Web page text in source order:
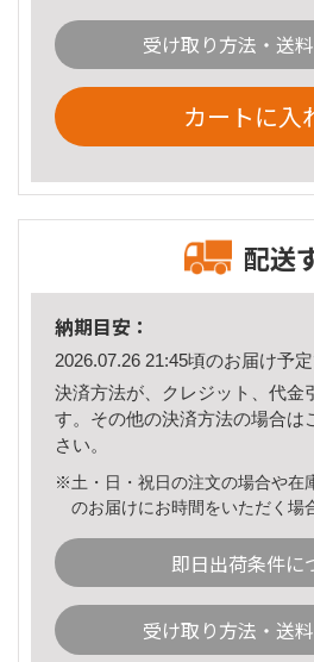
受け取り方法・送
カートに入
配送
納期目安：
2026.07.26 21:45頃のお届け予定
決済方法が、クレジット、代金
す。その他の決済方法の場合は
さい。
※土・日・祝日の注文の場合や在
のお届けにお時間をいただく場
即日出荷条件に
受け取り方法・送